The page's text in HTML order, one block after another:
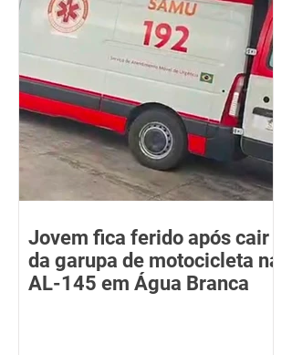
Jovem fica ferido após cair
da garupa de motocicleta na
AL-145 em Água Branca